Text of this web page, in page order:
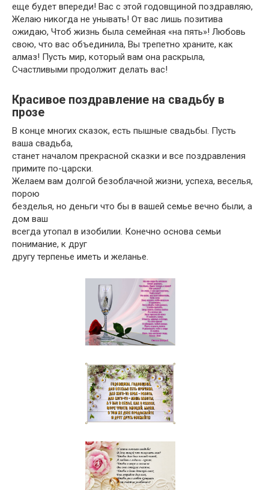
еще будет впереди! Вас с этой годовщиной поздравляю,
Желаю никогда не унывать! От вас лишь позитива
ожидаю, Чтоб жизнь была семейная «на пять»! Любовь
свою, что вас объединила, Вы трепетно храните, как
алмаз! Пусть мир, который вам она раскрыла,
Счастливыми продолжит делать вас!
Красивое поздравление на свадьбу в
прозе
В конце многих сказок, есть пышные свадьбы. Пусть
ваша свадьба,
станет началом прекрасной сказки и все поздравления
примите по-царски.
Желаем вам долгой безоблачной жизни, успеха, веселья,
порою
безделья, но деньги что бы в вашей семье вечно были, а
дом ваш
всегда утопал в изобилии. Конечно основа семьи
понимание, к друг
другу терпенье иметь и желанье.